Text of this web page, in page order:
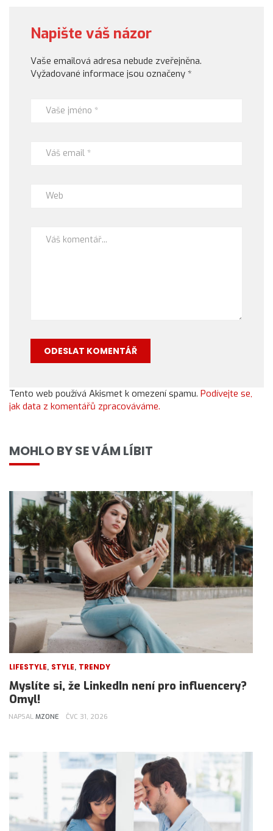
Napište váš názor
Vaše emailová adresa nebude zveřejněna.
Vyžadované informace jsou označeny *
Tento web používá Akismet k omezení spamu. Podívejte se,
jak data z komentářů zpracováváme.
MOHLO BY SE VÁM LÍBIT
LIFESTYLE, STYLE, TRENDY
Myslíte si, že LinkedIn není pro influencery?
Omyl!
NAPSAL MZONE ČVC 31, 2026